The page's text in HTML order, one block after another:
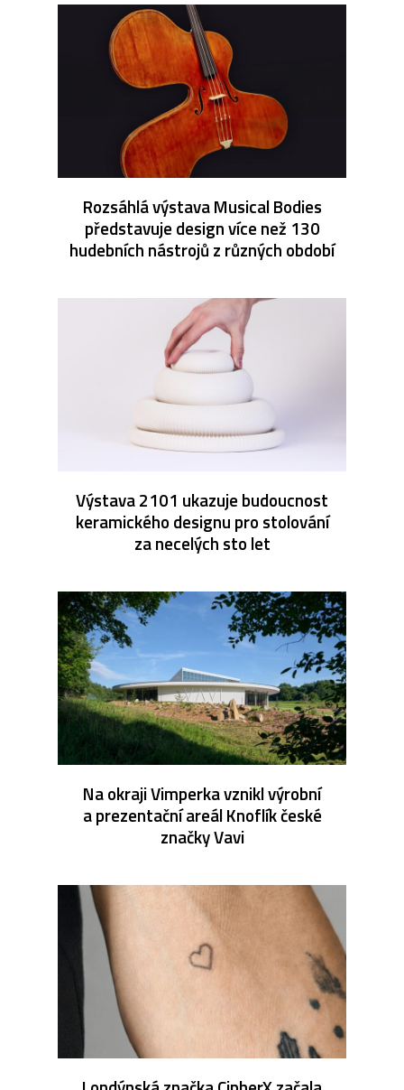
Rozsáhlá výstava Musical Bodies
představuje design více než 130
hudebních nástrojů z různých období
Výstava 2101 ukazuje budoucnost
keramického designu pro stolování
za necelých sto let
Na okraji Vimperka vznikl výrobní
a prezentační areál Knoflík české
značky Vavi